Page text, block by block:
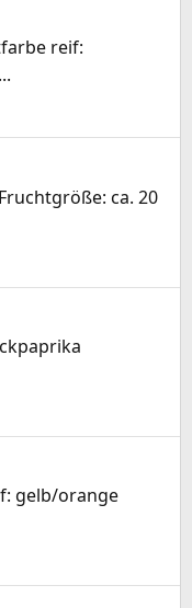
reif:
ca. 20
gelb/orange